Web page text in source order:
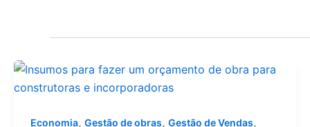
Economia, Gestão de obras, Gestão de Vendas,